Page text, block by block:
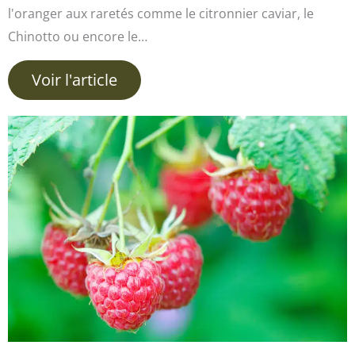
l'oranger aux raretés comme le citronnier caviar, le
Chinotto ou encore le…
Voir l'article